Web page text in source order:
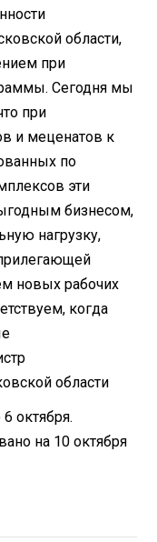
области,
при
Сегодня мы
при
и меценатов к
по
эти
бизнесом,
нагрузку,
новых рабочих
когда
области
октября.
на 10 октября